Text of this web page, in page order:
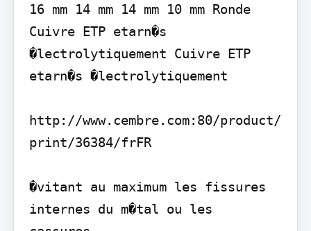
16 mm 14 mm 14 mm 10 mm Ronde
Cuivre ETP etarn�s
�lectrolytiquement Cuivre ETP
etarn�s �lectrolytiquement
http://www.cembre.com:80/product/
print/36384/frFR
�vitant au maximum les fissures
internes du m�tal ou les